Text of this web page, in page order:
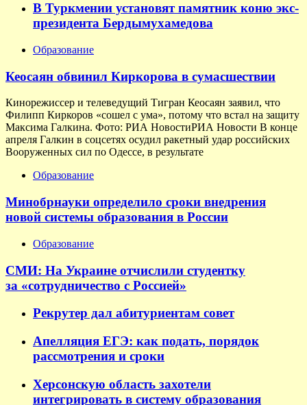
В Туркмении установят памятник коню экс-
президента Бердымухамедова
Образование
Кеосаян обвинил Киркорова в сумасшествии
Кинорежиссер и телеведущий Тигран Кеосаян заявил, что
Филипп Киркоров «сошел с ума», потому что встал на защиту
Максима Галкина. Фото: РИА НовостиРИА Новости В конце
апреля Галкин в соцсетях осудил ракетный удар российских
Вооруженных сил по Одессе, в результате
Образование
Минобрнауки определило сроки внедрения
новой системы образования в России
Образование
СМИ: На Украине отчислили студентку
за «сотрудничество с Россией»
Рекрутер дал абитуриентам совет
Апелляция ЕГЭ: как подать, порядок
рассмотрения и сроки
Херсонскую область захотели
интегрировать в систему образования